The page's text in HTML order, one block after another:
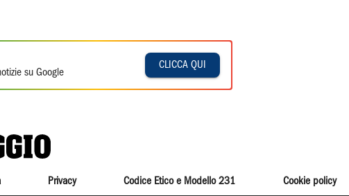
su Google
CLICCA QUI
Privacy Codice Etico e Modello 231 Cookie policy